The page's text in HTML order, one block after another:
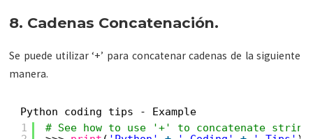
8. Cadenas Concatenación.
Se puede utilizar ‘+’ para concatenar cadenas de la siguiente
manera.
Python coding tips - Example
1
# See how to use '+' to concatenate